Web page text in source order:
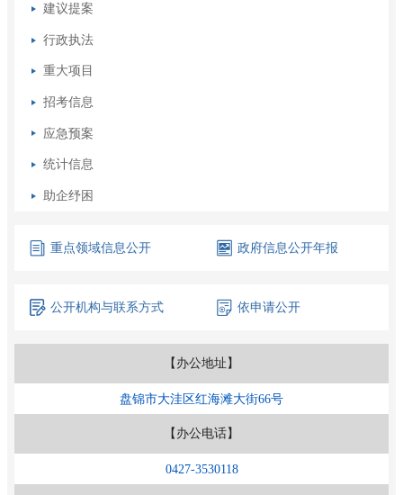
建议提案
行政执法
重大项目
招考信息
应急预案
统计信息
助企纾困
重点领域信息公开 政府信息公开年报
公开机构与联系方式 依申请公开
【办公地址】
盘锦市大洼区红海滩大街66号
【办公电话】
0427-3530118